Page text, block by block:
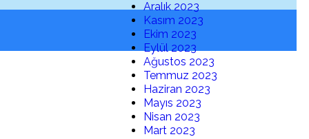
Aralık 2023
Kasım 2023
Ekim 2023
Eylül 2023
Ağustos 2023
Temmuz 2023
Haziran 2023
Mayıs 2023
Nisan 2023
Mart 2023